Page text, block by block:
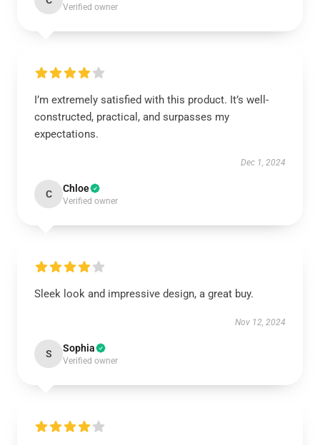
Verified owner
I’m extremely satisfied with this product. It’s well-
constructed, practical, and surpasses my
expectations.
Dec 1, 2024
C Chloe
Verified owner
Sleek look and impressive design, a great buy.
Nov 12, 2024
S Sophia
Verified owner